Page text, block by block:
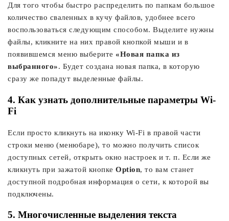
Для того чтобы быстро распределить по папкам большое
количество сваленных в кучу файлов, удобнее всего
воспользоваться следующим способом. Выделите нужны
файлы, кликните на них правой кнопкой мыши и в
появившемся меню выберите «Новая папка из
выбранного». Будет создана новая папка, в которую
сразу же попадут выделенные файлы.
4. Как узнать дополнительные параметры Wi-
Fi
Если просто кликнуть на иконку Wi-Fi в правой части
строки меню (менюбаре), то можно получить список
доступных сетей, открыть окно настроек и т. п. Если же
кликнуть при зажатой кнопке Option, то вам станет
доступной подробная информация о сети, к которой вы
подключены.
5. Многочисленные выделения текста